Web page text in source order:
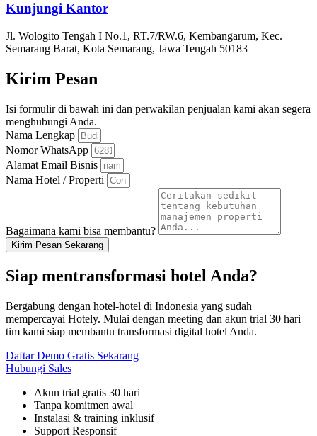
Kunjungi Kantor
Jl. Wologito Tengah I No.1, RT.7/RW.6, Kembangarum, Kec.
Semarang Barat, Kota Semarang, Jawa Tengah 50183
Kirim Pesan
Isi formulir di bawah ini dan perwakilan penjualan kami akan segera
menghubungi Anda.
Nama Lengkap
Nomor WhatsApp
Alamat Email Bisnis
Nama Hotel / Properti
Bagaimana kami bisa membantu?
Kirim Pesan Sekarang
Siap mentransformasi hotel Anda?
Bergabung dengan hotel-hotel di Indonesia yang sudah
mempercayai Hotely. Mulai dengan meeting dan akun trial 30 hari
tim kami siap membantu transformasi digital hotel Anda.
Daftar Demo Gratis Sekarang
Hubungi Sales
Akun trial gratis 30 hari
Tanpa komitmen awal
Instalasi & training inklusif
Support Responsif